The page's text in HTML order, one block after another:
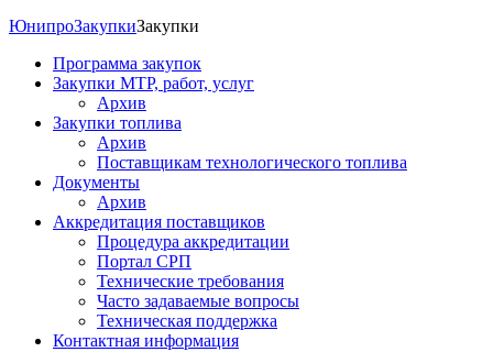
ЮнипроЗакупкиЗакупки
Программа закупок
Закупки МТР, работ, услуг
Архив
Закупки топлива
Архив
Поставщикам технологического топлива
Документы
Архив
Аккредитация поставщиков
Процедура аккредитации
Портал СРП
Технические требования
Часто задаваемые вопросы
Техническая поддержка
Контактная информация